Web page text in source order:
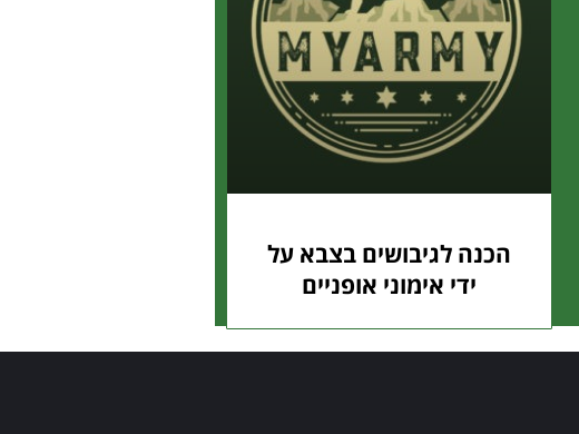
הכנה לגיבושים בצבא על
ידי אימוני אופניים